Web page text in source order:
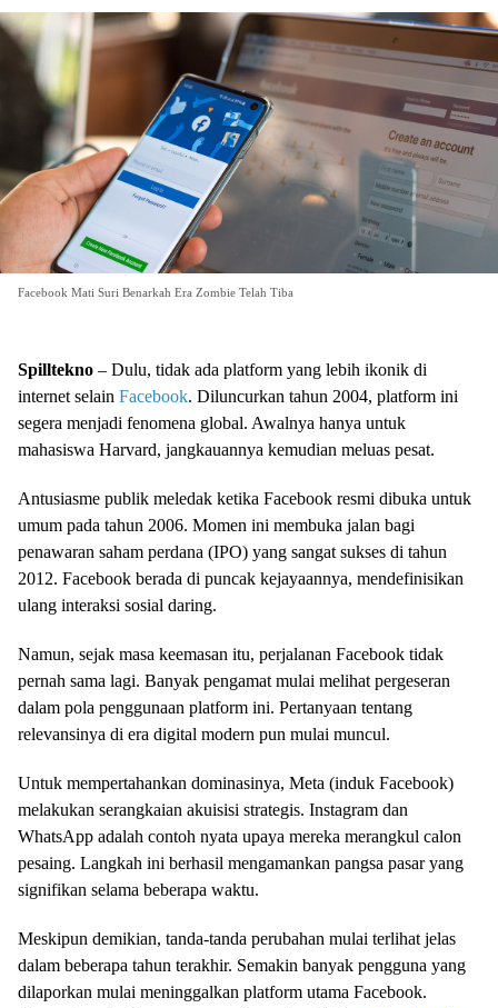
Facebook Mati Suri Benarkah Era Zombie Telah Tiba
Spilltekno – Dulu, tidak ada platform yang lebih ikonik di
internet selain Facebook. Diluncurkan tahun 2004, platform ini
segera menjadi fenomena global. Awalnya hanya untuk
mahasiswa Harvard, jangkauannya kemudian meluas pesat.
Antusiasme publik meledak ketika Facebook resmi dibuka untuk
umum pada tahun 2006. Momen ini membuka jalan bagi
penawaran saham perdana (IPO) yang sangat sukses di tahun
2012. Facebook berada di puncak kejayaannya, mendefinisikan
ulang interaksi sosial daring.
Namun, sejak masa keemasan itu, perjalanan Facebook tidak
pernah sama lagi. Banyak pengamat mulai melihat pergeseran
dalam pola penggunaan platform ini. Pertanyaan tentang
relevansinya di era digital modern pun mulai muncul.
Untuk mempertahankan dominasinya, Meta (induk Facebook)
melakukan serangkaian akuisisi strategis. Instagram dan
WhatsApp adalah contoh nyata upaya mereka merangkul calon
pesaing. Langkah ini berhasil mengamankan pangsa pasar yang
signifikan selama beberapa waktu.
Meskipun demikian, tanda-tanda perubahan mulai terlihat jelas
dalam beberapa tahun terakhir. Semakin banyak pengguna yang
dilaporkan mulai meninggalkan platform utama Facebook.